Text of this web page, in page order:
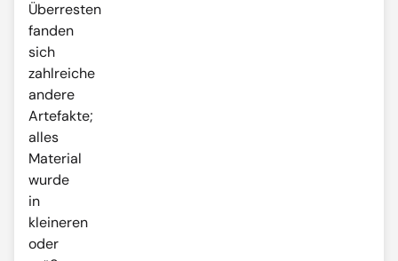
Überresten
fanden
sich
zahlreiche
andere
Artefakte;
alles
Material
wurde
in
kleineren
oder